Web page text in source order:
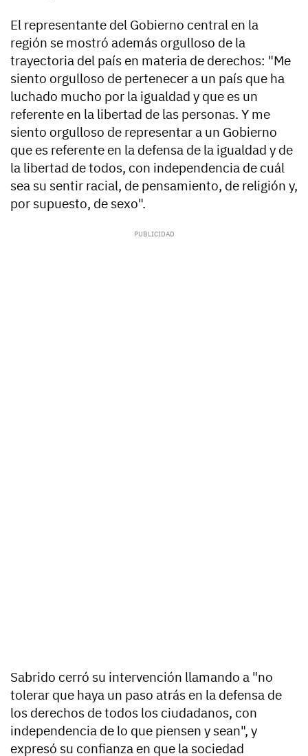
El representante del Gobierno central en la
región se mostró además orgulloso de la
trayectoria del país en materia de derechos: "Me
siento orgulloso de pertenecer a un país que ha
luchado mucho por la igualdad y que es un
referente en la libertad de las personas. Y me
siento orgulloso de representar a un Gobierno
que es referente en la defensa de la igualdad y de
la libertad de todos, con independencia de cuál
sea su sentir racial, de pensamiento, de religión y,
por supuesto, de sexo".
Sabrido cerró su intervención llamando a "no
tolerar que haya un paso atrás en la defensa de
los derechos de todos los ciudadanos, con
independencia de lo que piensen y sean", y
expresó su confianza en que la sociedad